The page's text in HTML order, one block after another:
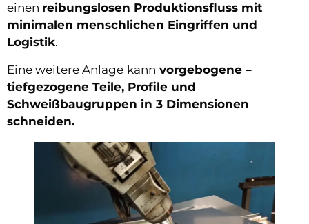
einen reibungslosen Produktionsfluss mit
minimalen menschlichen Eingriffen und
Logistik.
Eine weitere Anlage kann vorgebogene –
tiefgezogene Teile, Profile und
Schweißbaugruppen in 3 Dimensionen
schneiden.